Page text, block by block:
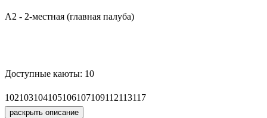
А2 - 2-местная (главная палуба)
Доступные каюты: 10
102103104105106107109112113117
раскрыть описание